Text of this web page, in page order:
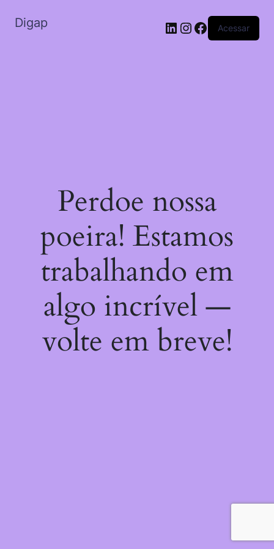
Digap Acessar
Perdoe nossa
poeira! Estamos
trabalhando em
algo incrível —
volte em breve!